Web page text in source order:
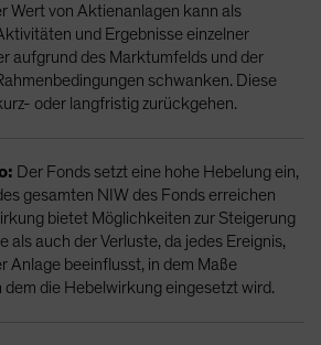
Wert von Aktienanlagen kann als
und Ergebnisse einzelner
aufgrund des Marktumfelds und der
schwanken. Diese
oder langfristig zurückgehen.
Der Fonds setzt eine hohe Hebelung ein,
gesamten NIW des Fonds erreichen
bietet Möglichkeiten zur Steigerung
als auch der Verluste, da jedes Ereignis,
Anlage beeinflusst, in dem Maße
dem die Hebelwirkung eingesetzt wird.